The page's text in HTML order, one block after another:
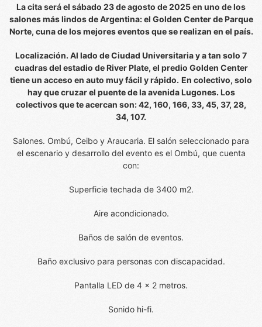
La cita será el sábado 23 de agosto de 2025 en uno de los
salones más lindos de Argentina: el Golden Center de Parque
Norte, cuna de los mejores eventos que se realizan en el país.
Localización. Al lado de Ciudad Universitaria y a tan solo 7
cuadras del estadio de River Plate, el predio Golden Center
tiene un acceso en auto muy fácil y rápido. En colectivo, solo
hay que cruzar el puente de la avenida Lugones. Los
colectivos que te acercan son: 42, 160, 166, 33, 45, 37, 28,
34, 107.
Salones. Ombú, Ceibo y Araucaria. El salón seleccionado para
el escenario y desarrollo del evento es el Ombú, que cuenta
con:
Superficie techada de 3400 m2.
Aire acondicionado.
Baños de salón de eventos.
Baño exclusivo para personas con discapacidad.
Pantalla LED de 4 x 2 metros.
Sonido hi-fi.